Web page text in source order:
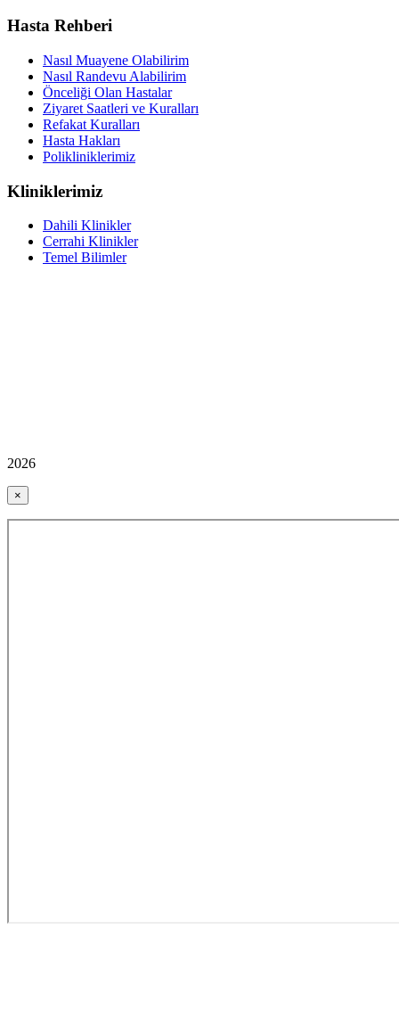
Hasta Rehberi
Nasıl Muayene Olabilirim
Nasıl Randevu Alabilirim
Önceliği Olan Hastalar
Ziyaret Saatleri ve Kuralları
Refakat Kuralları
Hasta Hakları
Polikliniklerimiz
Kliniklerimiz
Dahili Klinikler
Cerrahi Klinikler
Temel Bilimler
2026
×